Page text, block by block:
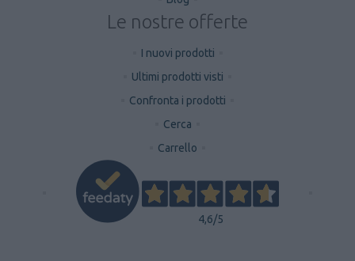
Le nostre offerte
I nuovi prodotti
Ultimi prodotti visti
Confronta i prodotti
Cerca
Carrello
4,6/5